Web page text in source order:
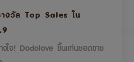
งวัล Top Sales ใน
ใจ! Dodolove ขึ้นแท่นยอดขาย